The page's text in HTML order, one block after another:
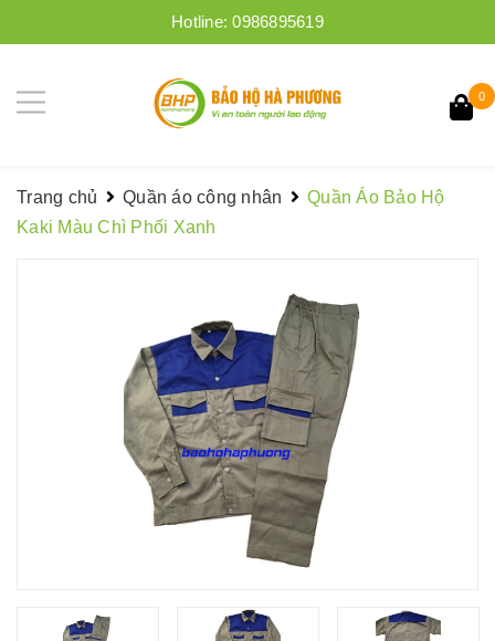
Hotline:0986895619
0
Trang chủ Quần áo công nhân
Quần Áo Bảo Hộ
Kaki Màu Chì Phối Xanh